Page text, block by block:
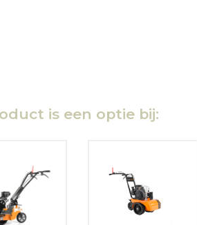
is een optie bij: